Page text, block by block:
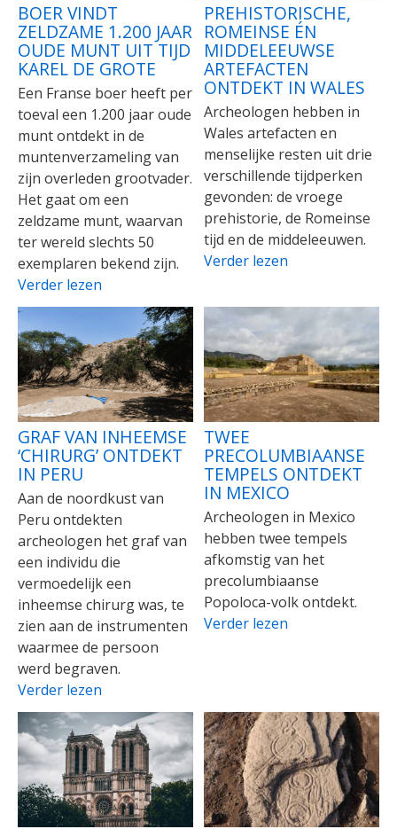
BOER VINDT
ZELDZAME 1.200 JAAR
OUDE MUNT UIT TIJD
KAREL DE GROTE
Een Franse boer heeft per
toeval een 1.200 jaar oude
munt ontdekt in de
muntenverzameling van
zijn overleden grootvader.
Het gaat om een
zeldzame munt, waarvan
ter wereld slechts 50
exemplaren bekend zijn.
Verder lezen
PREHISTORISCHE,
ROMEINSE ÉN
MIDDELEEUWSE
ARTEFACTEN
ONTDEKT IN WALES
Archeologen hebben in
Wales artefacten en
menselijke resten uit drie
verschillende tijdperken
gevonden: de vroege
prehistorie, de Romeinse
tijd en de middeleeuwen.
Verder lezen
GRAF VAN INHEEMSE
‘CHIRURG’ ONTDEKT
IN PERU
Aan de noordkust van
Peru ontdekten
archeologen het graf van
een individu die
vermoedelijk een
inheemse chirurg was, te
zien aan de instrumenten
waarmee de persoon
werd begraven.
Verder lezen
TWEE
PRECOLUMBIAANSE
TEMPELS ONTDEKT
IN MEXICO
Archeologen in Mexico
hebben twee tempels
afkomstig van het
precolumbiaanse
Popoloca-volk ontdekt.
Verder lezen